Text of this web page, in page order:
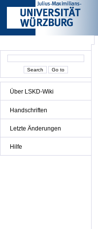
Über LSKD-Wiki
Handschriften
Letzte Änderungen
Hilfe